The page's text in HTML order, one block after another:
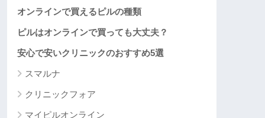
オンラインで買えるピルの種類
ピルはオンラインで買っても大丈夫？
安心で安いクリニックのおすすめ5選
スマルナ
クリニックフォア
マイピルオンライン